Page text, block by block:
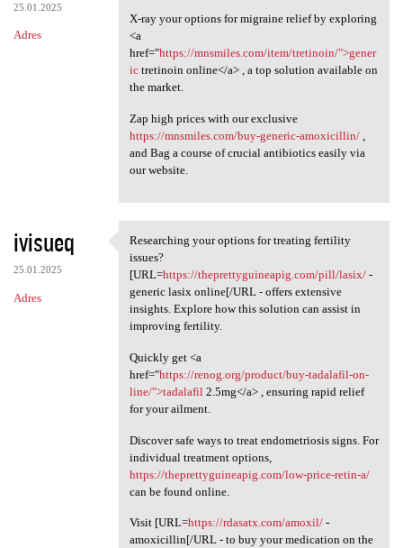
25.01.2025
Adres
X-ray your options for migraine relief by exploring
<a
href="https://mnsmiles.com/item/tretinoin/">gener
ictretinoin online</a> , a top solution available on
the market.
Zap high prices with our exclusive
https://mnsmiles.com/buy-generic-amoxicillin/,
and Bag a course of crucial antibiotics easily via
our website.
ivisueq
25.01.2025
Adres
Researching your options for
Researching your options for treating fertility
issues?
[URL=https://theprettyguineapig.com/pill/lasix/-
generic lasix online[/URL - offers extensive
insights. Explore how this solution can assist in
improving fertility.
Quickly get <a
href="https://renog.org/product/buy-tadalafil-on-
line/">tadalafil2.5mg</a> , ensuring rapid relief
for your ailment.
Discover safe ways to treat endometriosis signs. For
individual treatment options,
https://theprettyguineapig.com/low-price-retin-a/
can be found online.
Visit [URL=https://rdasatx.com/amoxil/-
amoxicillin[/URL - to buy your medication on the